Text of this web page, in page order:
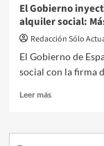
El Gobierno
alquiler social:
Redacción Sólo
El Gobierno de
social con la firma
Leer más